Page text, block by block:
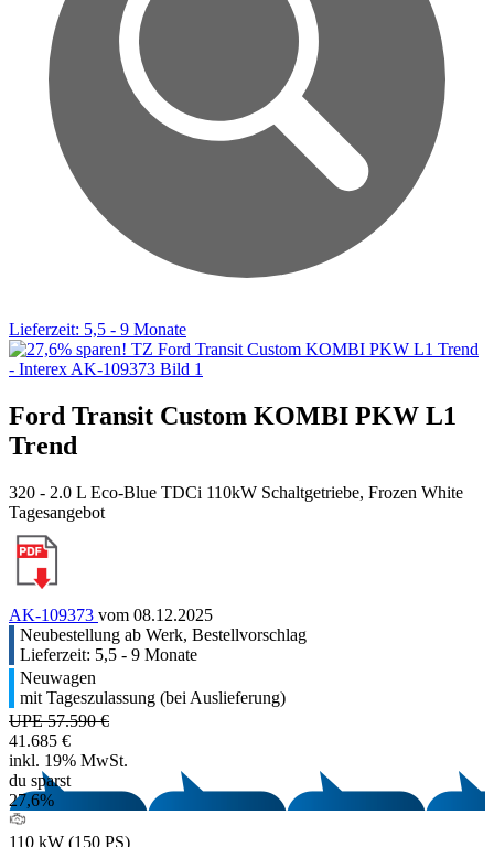
Lieferzeit: 5,5 - 9 Monate
Ford Transit Custom KOMBI PKW L1
Trend
320 - 2.0 L Eco-Blue TDCi 110kW Schaltgetriebe, Frozen White
Tagesangebot
AK-109373 vom 08.12.2025
Neubestellung ab Werk, Bestellvorschlag
Lieferzeit: 5,5 - 9 Monate
Neuwagen
mit Tageszulassung (bei Auslieferung)
UPE 57.590 €
41.685 €
inkl. 19% MwSt.
du sparst
27,6%
110 kW (150 PS)